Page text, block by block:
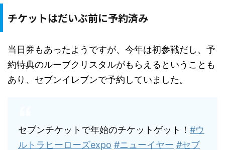
チケットはだいぶ前に予約済み
当日券もあったようですが、今年は初参戦だし、予
約特典のルーブクリスタルがもらえるということも
あり、セブンイレブンで予約していました。
セブンチケットで年始のチケットゲット！ #ウ
ルトラヒーローズexpo #ニューイヤー #セブ